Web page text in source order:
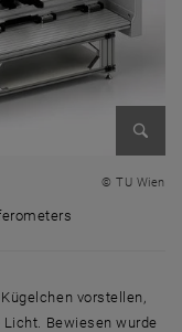
© TU Wien
vorstellen,
Bewiesen wurde